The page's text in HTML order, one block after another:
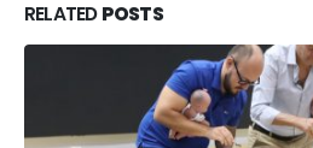
RELATEDPOSTS